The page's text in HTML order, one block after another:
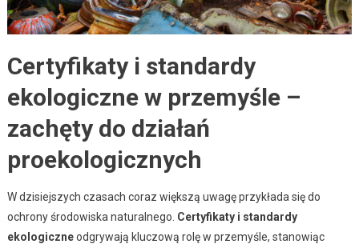
Certyfikaty i standardy
ekologiczne w przemyśle –
zachęty do działań
proekologicznych
W dzisiejszych czasach coraz większą uwagę przykłada się do
ochrony środowiska naturalnego. Certyfikaty i standardy
ekologiczneodgrywają kluczową rolę w przemyśle, stanowiąc